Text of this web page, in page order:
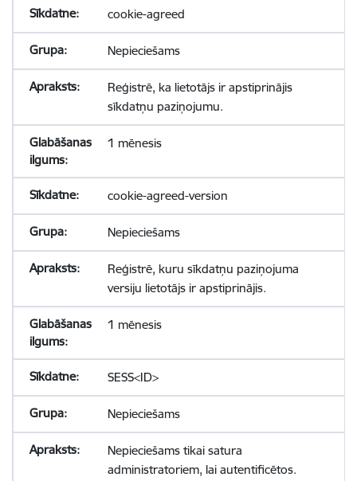
cookie-agreed
Nepieciešams
Reģistrē, ka lietotājs ir apstiprinājis
sīkdatņu paziņojumu.
1 mēnesis
cookie-agreed-version
Nepieciešams
Reģistrē, kuru sīkdatņu paziņojuma
versiju lietotājs ir apstiprinājis.
1 mēnesis
SESS<ID>
Nepieciešams
Nepieciešams tikai satura
administratoriem, lai autentificētos.